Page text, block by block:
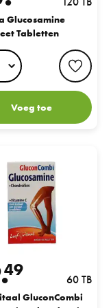
Glucosamine
Tabletten
Voeg toe
Vegacaps
49 60 TB
GluconCombi